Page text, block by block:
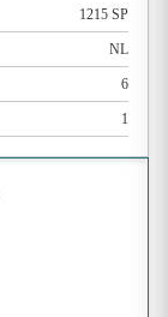
1215 SP
NL
6
1